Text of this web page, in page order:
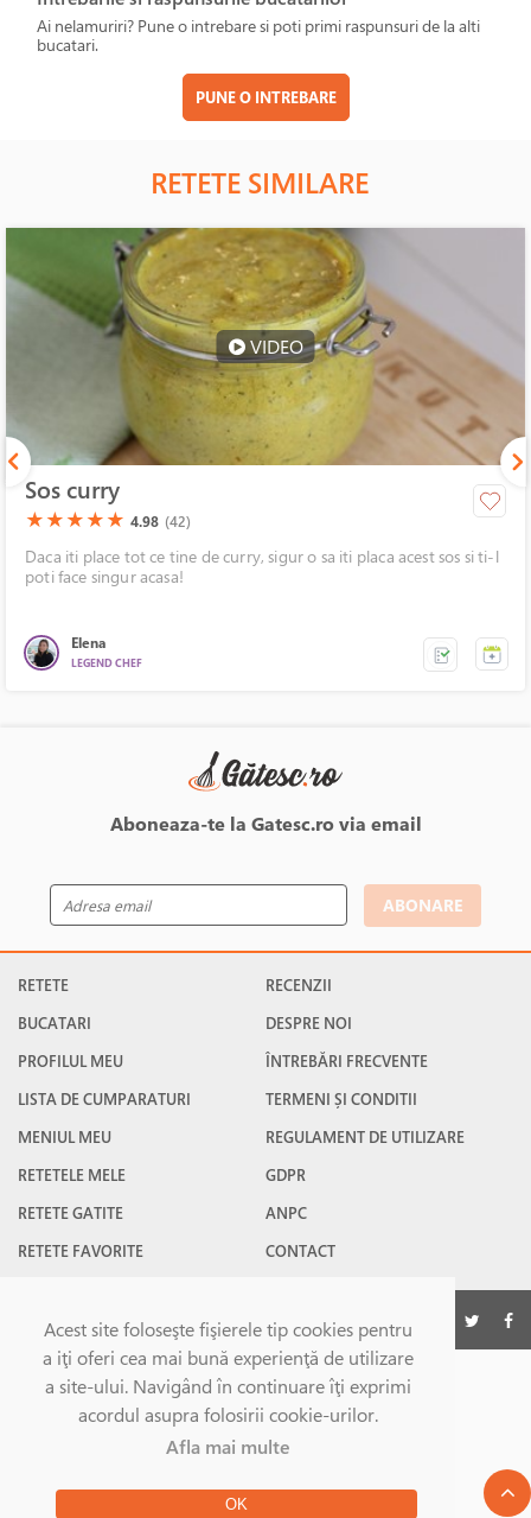
Acest site foloseşte fişierele tip cookies pentru
a iţi oferi cea mai bună experienţă de utilizare
a site-ului. Navigând în continuare îţi exprimi
acordul asupra folosirii cookie-urilor.
Afla mai multe
OK
Ai nelamuriri? Pune o intrebare si poti primi raspunsuri de la alti
bucatari.
PUNE O INTREBARE
RETETE SIMILARE
VIDEO
Sos curry
(*)
★(*)
★(*)
★(*)
★(*)
★ 4.98 (42)
Daca iti place tot ce tine de curry, sigur o sa iti placa acest sos si ti-l
poti face singur acasa!
Elena
LEGEND CHEF
Aboneaza-te la Gatesc.ro via email
ABONARE
RETETE
BUCATARI
PROFILUL MEU
LISTA DE CUMPARATURI
MENIUL MEU
RETETELE MELE
RETETE GATITE
RETETE FAVORITE
RECENZII
DESPRE NOI
ÎNTREBĂRI FRECVENTE
TERMENI ȘI CONDITII
REGULAMENT DE UTILIZARE
GDPR
ANPC
CONTACT
©Gatesc.ro 2026